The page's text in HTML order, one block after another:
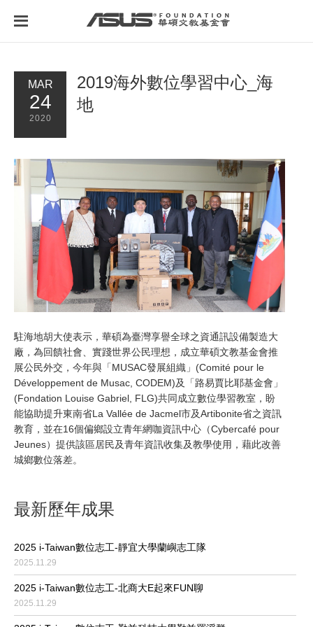
MAR
24
2020
2019海外數位學習中心_海
地
駐海地胡大使表示，華碩為臺灣享譽全球之資通訊設備製造大
廠，為回饋社會、實踐世界公民理想，成立華碩文教基金會推
展公民外交，今年與「MUSAC發展組織」(Comité pour le
Développement de Musac, CODEM)及「路易賈比耶基金會」
(Fondation Louise Gabriel, FLG)共同成立數位學習教室，盼
能協助提升東南省La Vallée de Jacmel市及Artibonite省之資訊
教育，並在16個偏鄉設立青年網咖資訊中心（Cybercafé pour
Jeunes）提供該區居民及青年資訊收集及教學使用，藉此改善
城鄉數位落差。
最新歷年成果
2025 i-Taiwan數位志工-靜宜大學蘭嶼志工隊
2025.11.29
2025 i-Taiwan數位志工-北商大E起來FUN聊
2025.11.29